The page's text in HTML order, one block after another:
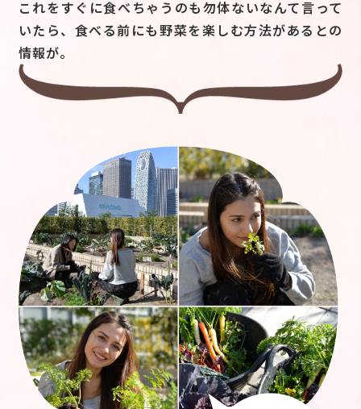
これをすぐに食べちゃうのも勿体ないなんて言って
いたら、食べる前にも野菜を楽しむ方法があるとの
情報が。